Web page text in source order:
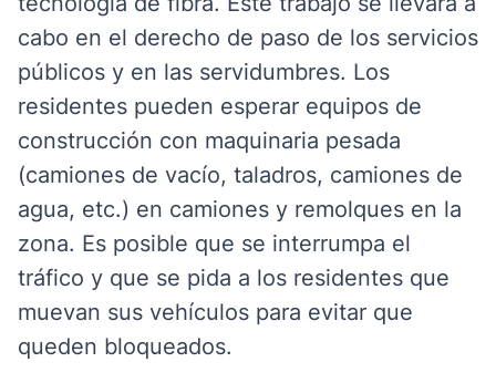
cabo en el derecho de paso de los servicios
públicos y en las servidumbres. Los
residentes pueden esperar equipos de
construcción con maquinaria pesada
(camiones de vacío, taladros, camiones de
agua, etc.) en camiones y remolques en la
zona. Es posible que se interrumpa el
tráfico y que se pida a los residentes que
muevan sus vehículos para evitar que
queden bloqueados.